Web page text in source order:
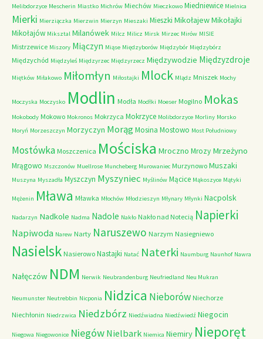
Melibdorzyce Mescherin Miastko Michrów Miechów Mieczkowo Miedniewice Mielnica
Mierki Mierziączka Mierzwin Mierzyn Mieszaki Mieszki MikołajewMikołajki
Mikołajów Miksztal Milanówek Milcz Milicz Mirsk Mirzec Mirów MISIE
Mistrzewice Miszory Miączyn Miąse Międzyborów Międzybór Międzybórz
Międzychód Międzyleś Międzyrzec Międzyrzecz Międzywodzie Międzyzdroje
Miętków Miłakowo Miłomłyn Miłostajki Mlock Mlądz Mniszek Mochy
Moczyska Moczysko Modlin Modła Modłki Moeser Mogilno Mokas
Mokobody Mokowo Mokronos Mokrzyca Mokrzyce Molibdorzyce Morliny Morsko
Moryń Morzeszczyn Morzyczyn MorągMosina Mostowo Most Południowy
Mostówka Moszczenica Mościska Mroczno Mrozy Mrzeżyno
Mrągowo Mszczonów Muellrose Muncheberg Murowaniec Murzynowo Muszaki
Muszyna Myszadła Myszczyn Myszyniec Myślinów Mącice Mąkoszyce Mątyki
Mężenin Mława Mławka Młochów Młodzieszyn Młynary Młynki Nacpolsk
Nadarzyn Nadkole Nadma Nadole Nakło Nakło nad Notecią Napierki
Napiwoda Narew Narty Naruszewo Narzym Nasiegniewo
Nasielsk Nasierowo Nastajki Natać Naterki Naumburg Naunhof Nawra
Nałęczów NDM Nerwik Neubrandenburg Neufriedland Neu Mukran
Neumunster Neutrebbin Nicponia Nidzica Nieborów Niechorze
Niechłonin Niedrzwica Niedzbórz Niedźwiadna Niedźwiedź Niegocin
Niegowa Niegowonice Niegów Nielbark Niemica Niemiry Nieporęt